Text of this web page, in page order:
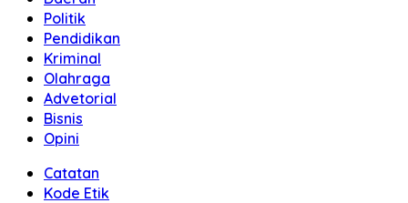
Politik
Pendidikan
Kriminal
Olahraga
Advetorial
Bisnis
Opini
Catatan
Kode Etik